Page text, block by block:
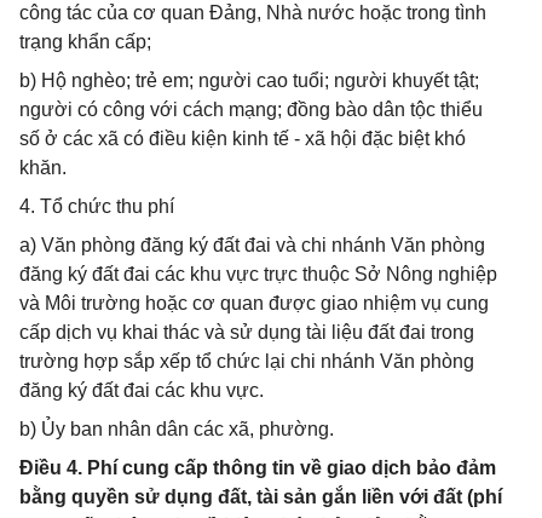
công tác của cơ quan Đảng, Nhà nước hoặc trong tình
trạng khẩn cấp;
b) Hộ nghèo; trẻ em; người cao tuổi; người khuyết tật;
người có công với cách mạng; đồng bào dân tộc thiểu
số ở các xã có điều kiện kinh tế - xã hội đặc biệt khó
khăn.
4. Tổ chức thu phí
a) Văn phòng đăng ký đất đai và chi nhánh Văn phòng
đăng ký đất đai các khu vực trực thuộc Sở Nông nghiệp
và Môi trường hoặc cơ quan được giao nhiệm vụ cung
cấp dịch vụ khai thác và sử dụng tài liệu đất đai trong
trường hợp sắp xếp tổ chức lại chi nhánh Văn phòng
đăng ký đất đai các khu vực.
b) Ủy ban nhân dân các xã, phường.
Điều 4. Phí cung cấp thông tin về giao dịch bảo đảm
bằng quyền sử dụng đất, tài sản gắn liền với đất (phí